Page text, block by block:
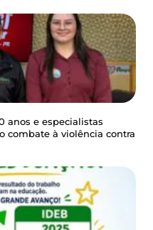
anos e especialistas
combate à violência contra